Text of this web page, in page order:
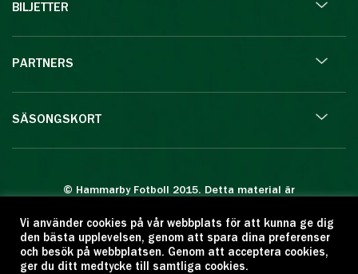
BILJETTER
PARTNERS
SÄSONGSKORT
© Hammarby Fotboll 2015. Detta material är
Eftertryck eller annan kopiering är förbjuden.
Citera oss gärna men ange källan:
www.hammarbyfotboll.se. Ansvarig utgivare:
Vi använder cookies på vår webbplats för att kunna ge dig
den bästa upplevelsen, genom att spara dina preferenser
och besök på webbplatsen. Genom att acceptera cookies,
ger du ditt medtycke till samtliga cookies.